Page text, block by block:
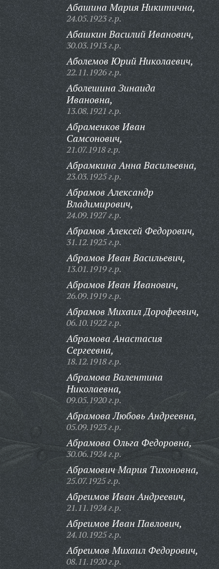
Абашина Мария Никитична,
24.05.1923 г.р.
Абашкин Василий Иванович,
30.03.1913 г.р.
Аболемов Юрий Николаевич,
22.11.1926 г.р.
Аболешина Зинаида
Ивановна,
13.08.1921 г.р.
Абраменков Иван
Самсонович,
21.07.1918 г.р.
Абрамкина Анна Васильевна,
23.03.1925 г.р.
Абрамов Александр
Владимирович,
24.09.1927 г.р.
Абрамов Алексей Федорович,
31.12.1925 г.р.
Абрамов Иван Васильевич,
13.01.1919 г.р.
Абрамов Иван Иванович,
26.09.1919 г.р.
Абрамов Михаил Дорофеевич,
06.10.1922 г.р.
Абрамова Анастасия
Сергеевна,
18.12.1918 г.р.
Абрамова Валентина
Николаевна,
09.05.1920 г.р.
Абрамова Любовь Андреевна,
05.09.1923 г.р.
Абрамова Ольга Федоровна,
30.06.1924 г.р.
Абрамович Мария Тихоновна,
25.07.1925 г.р.
Абреимов Иван Андреевич,
21.11.1924 г.р.
Абреимов Иван Павлович,
24.10.1925 г.р.
Абреимов Михаил Федорович,
08.11.1920 г.р.